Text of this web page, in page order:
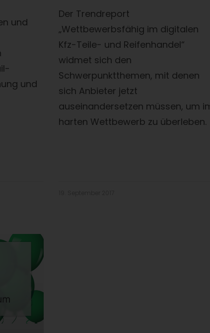
und
und
Der Trendreport
„Wettbewerbsfähig im digitalen
Kfz-Teile- und Reifenhandel“
widmet sich den
Schwerpunktthemen, mit denen
sich Anbieter jetzt
auseinandersetzen müssen, um
harten Wettbewerb zu überleben.